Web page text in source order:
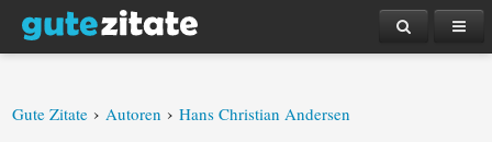
Gute Zitate › Autoren › Hans Christian Andersen